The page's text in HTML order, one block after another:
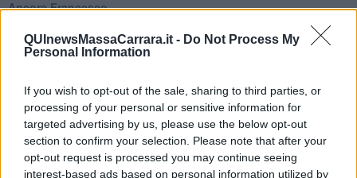
QUInewsMassaCarrara.it - Do Not Process My
Personal Information
If you wish to opt-out of the sale, sharing to third parties, or
processing of your personal or sensitive information for
targeted advertising by us, please use the below opt-out
section to confirm your selection. Please note that after your
opt-out request is processed you may continue seeing
interest-based ads based on personal information utilized by
​Ancora Francesco
Tenet
Francesco
​Il responso
Willy
Non lo so
Destino
Valdera
Commissari